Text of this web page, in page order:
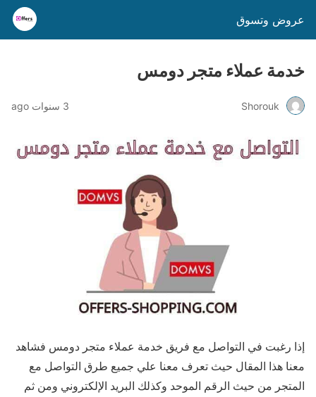
عروض وتسوق
خدمة عملاء متجر دومس
Shorouk 3 سنوات ago
إذا رغبت في التواصل مع فريق خدمة عملاء متجر دومس فشاهد
معنا هذا المقال حيث تعرف معنا علي جميع طرق التواصل مع
المتجر من حيث الرقم الموحد وكذلك البريد الإلكتروني ومن ثم